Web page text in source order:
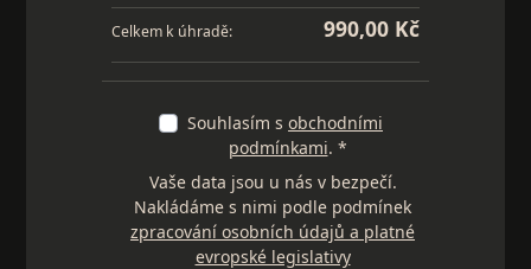
Celkem k úhradě: 990,00 Kč
Souhlasím s obchodními
podmínkami. *
Vaše data jsou u nás v bezpečí.
Nakládáme s nimi podle podmínek
zpracování osobních údajů a platné
evropské legislativy